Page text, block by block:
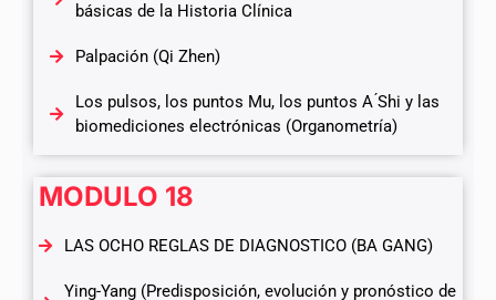
básicas de la Historia Clínica
Palpación (Qi Zhen)
Los pulsos, los puntos Mu, los puntos A ́Shi y las
biomediciones electrónicas (Organometría)
MODULO 18
LAS OCHO REGLAS DE DIAGNOSTICO (BA GANG)
Ying-Yang (Predisposición, evolución y pronóstico de